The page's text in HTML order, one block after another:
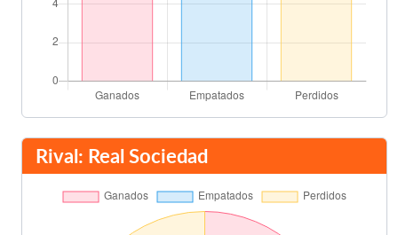
Oyarzabal
71'
71'
Illarramendi 75'
Rival: Real Sociedad